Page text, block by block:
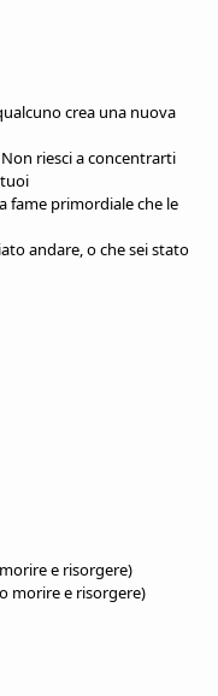
crea una nuova
Non riesci a concentrarti
fame primordiale che le
andare, o che sei stato
e risorgere)
morire e risorgere)